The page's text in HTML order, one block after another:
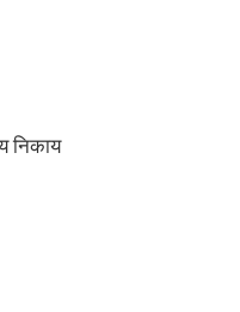
निकाय